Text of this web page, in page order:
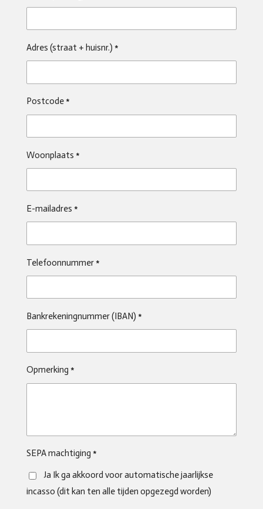
Adres (straat + huisnr.) *
Postcode *
Woonplaats *
E-mailadres *
Telefoonnummer *
Bankrekeningnummer (IBAN) *
Opmerking *
SEPA machtiging *
Ja Ik ga akkoord voor automatische jaarlijkse
incasso (dit kan ten alle tijden opgezegd worden)